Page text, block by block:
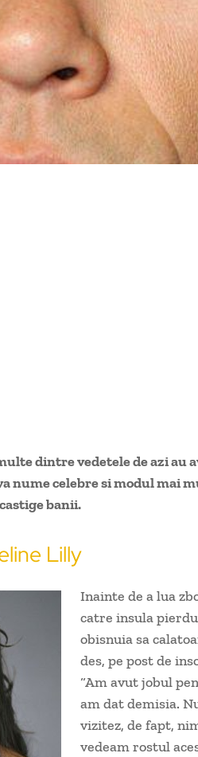
dintre vedetele de azi au
nume celebre si modul mai
banii.
Lilly
Inainte de a lua
catre insula
obisnuia sa
des, pe post de
“Am avut jobul
am dat demisia.
vizitez, de fapt,
vedeam rostul